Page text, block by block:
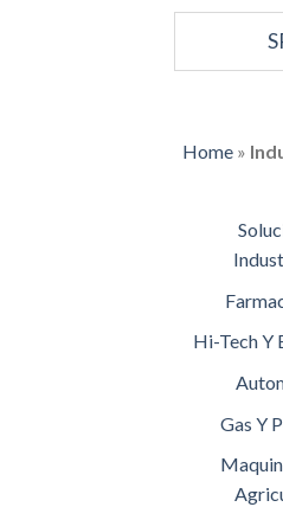
Home»
Hi-Tech Y
Gas Y